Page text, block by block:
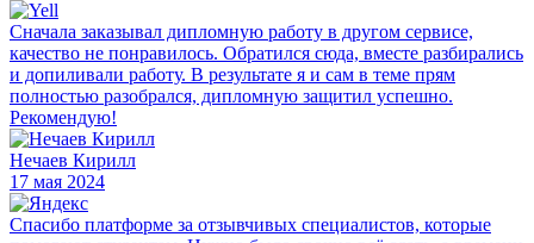
Сначала заказывал дипломную работу в другом сервисе,
качество не понравилось. Обратился сюда, вместе разбирались
и допиливали работу. В результате я и сам в теме прям
полностью разобрался, дипломную защитил успешно.
Рекомендую!
Нечаев Кирилл
17 мая 2024
Спасибо платформе за отзывчивых специалистов, которые